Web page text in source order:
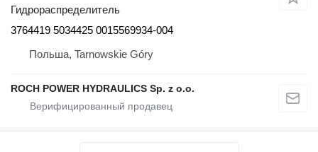
Гидрораспределитель
3764419 5034425 0015569934-004
Польша, Tarnowskie Góry
ROCH POWER HYDRAULICS Sp. z o.o.